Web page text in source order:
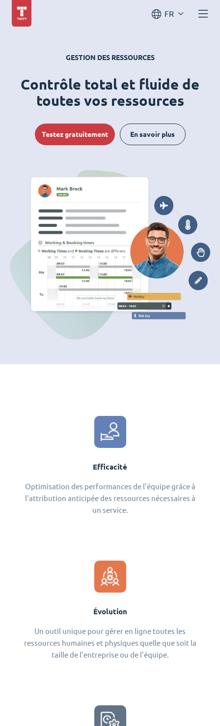
FR
GESTION DES RESSOURCES
Contrôle total et fluide de
toutes vos ressources
Testez gratuitement En savoir plus
Efficacité
Optimisation des performances de l'équipe grâce à
l'attribution anticipée des ressources nécessaires à
un service.
Évolution
Un outil unique pour gérer en ligne toutes les
ressources humaines et physiques quelle que soit la
taille de l'entreprise ou de l'équipe.